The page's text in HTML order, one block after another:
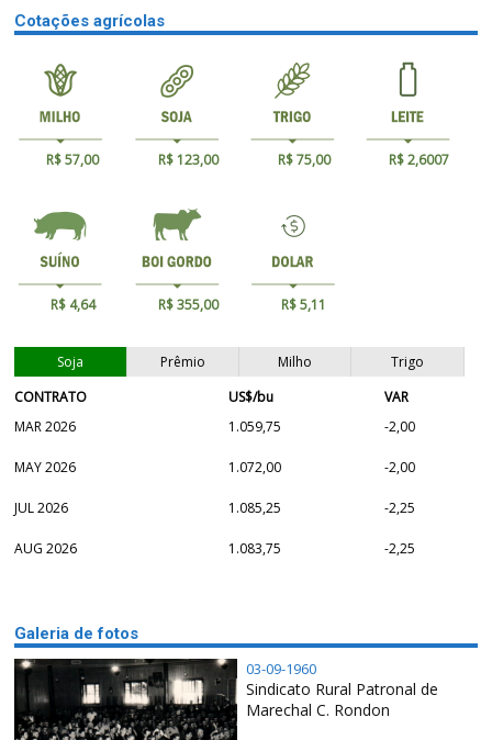
Cotações agrícolas
R$ 57,00 R$ 123,00 R$ 75,00 R$ 2,6007
R$ 4,64 R$ 355,00 R$ 5,11
Soja Prêmio Milho
Trigo
CONTRATO
US$/bu
VAR
MAR 2026
1.059,75 -2,00
MAY 2026 1.072,00 -2,00
JUL 2026 1.085,25 -2,25
AUG 2026 1.083,75 -2,25
Galeria de fotos
03-09-1960
Sindicato Rural Patronal de
Marechal C. Rondon